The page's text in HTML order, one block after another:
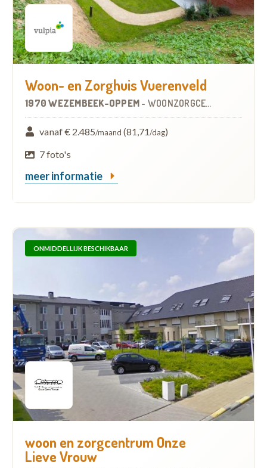
Woon- en Zorghuis Vuerenveld
1970 WEZEMBEEK-OPPEM - WOONZORGCENTRUM (WZC)
vanaf € 2.485/maand (81,71/dag)
7 foto's
meer informatie
ONMIDDELLIJK BESCHIKBAAR
woon en zorgcentrum Onze
Lieve Vrouw